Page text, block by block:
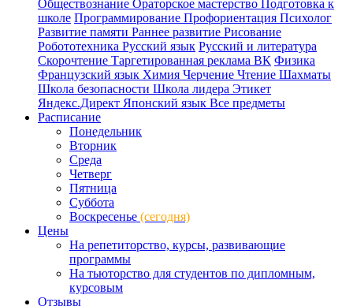
Обществознание Ораторское мастерство Подготовка к
школе Программирование Профориентация Психолог
Развитие памяти Раннее развитие Рисование
Робототехника Русский язык Русский и литература
Скорочтение Таргетированная реклама ВК Физика
Французский язык Химия Черчение Чтение Шахматы
Школа безопасности Школа лидера Этикет
Яндекс.Директ Японский язык Все предметы
Расписание
Понедельник
Вторник
Среда
Четверг
Пятница
Суббота
Воскресенье (сегодня)
Цены
На репетиторство, курсы, развивающие
программы
На тьюторство для студентов по дипломным,
курсовым
Отзывы